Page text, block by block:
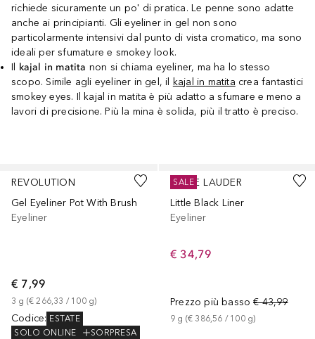
richiede sicuramente un po' di pratica. Le penne sono adatte
anche ai principianti. Gli eyeliner in gel non sono
particolarmente intensivi dal punto di vista cromatico, ma sono
ideali per sfumature e smokey look.
Il kajal in matita non si chiama eyeliner, ma ha lo stesso
scopo. Simile agli eyeliner in gel, il kajal in matita crea fantastici
smokey eyes. Il kajal in matita è più adatto a sfumare e meno a
lavori di precisione. Più la mina è solida, più il tratto è preciso.
REVOLUTION
Gel Eyeliner Pot With Brush
Eyeliner
€ 7,99
3 g (€ 266,33 / 100 g)
Codice: ESTATE
SOLO ONLINE
SORPRESA
ESTÉE LAUDER
Little Black Liner
Eyeliner
€ 34,79
Prezzo più basso € 43,99
9 g (€ 386,56 / 100 g)
SALE